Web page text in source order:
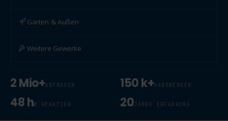
Garten & Außen
Weitere Gewerke
2 Mio+ANFRAGEN 150 k+HANDWERKER
48 hØ REAKTION 20JAHRE ERFAHRUNG